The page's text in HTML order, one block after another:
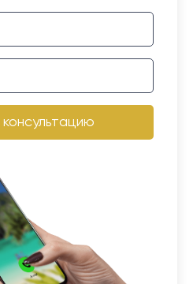
консультацию